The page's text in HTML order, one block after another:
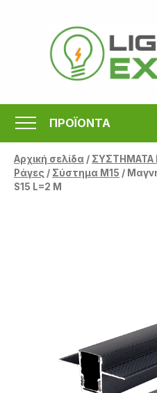
περιεχόμενο
ΠΡΟΪΟΝΤΑ
Αρχική σελίδα/ ΣΥΣΤΗΜΑΤΑ
Ράγες / Σύστημα M15 /
S15 L=2 M